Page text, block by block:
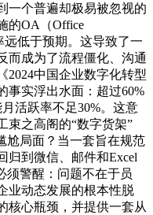
一个普遍却极易被忽视的
的OA（Office
远低于预期。这导致了一
成为了流程僵化、沟通
2024中国企业数字化转型
事实浮出水面：超过60%
活跃率不足30%。这意
束之高阁的“数字货架”
尬局面？当一套旨在规范
归到微信、邮件和Excel
须警醒：问题不在于员
业动态发展的根本性脱
核心瓶颈，并提供一套从